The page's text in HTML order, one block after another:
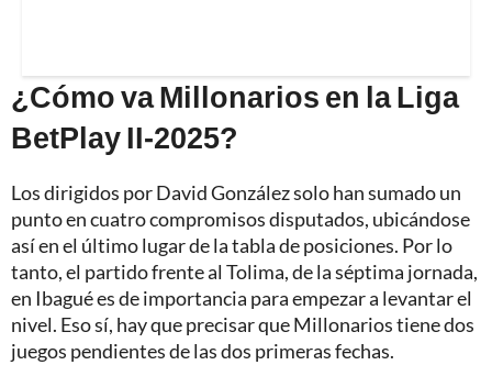
¿Cómo va Millonarios en la Liga
BetPlay II-2025?
Los dirigidos por David González solo han sumado un
punto en cuatro compromisos disputados, ubicándose
así en el último lugar de la tabla de posiciones. Por lo
tanto, el partido frente al Tolima, de la séptima jornada,
en Ibagué es de importancia para empezar a levantar el
nivel. Eso sí, hay que precisar que Millonarios tiene dos
juegos pendientes de las dos primeras fechas.